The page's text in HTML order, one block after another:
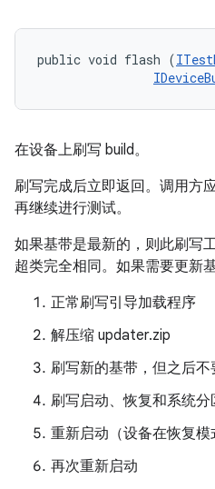
public void flash (
在设备上刷写 build。
刷写完成后立即返回。调用方
再继续进行测试。
如果基带是最新的，则此刷写
超类完全相同。如果需要更新
正常刷写引导加载程序
解压缩 updater.zip
刷写新的基带，但之后不
刷写启动、恢复和系统分
重新启动（设备在恢复模
再次重新启动